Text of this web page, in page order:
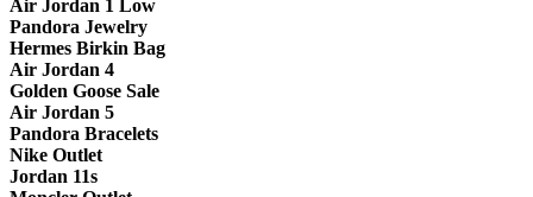
Air Jordan 1 Low
Pandora Jewelry
Hermes Birkin Bag
Air Jordan 4
Golden Goose Sale
Air Jordan 5
Pandora Bracelets
Nike Outlet
Jordan 11s